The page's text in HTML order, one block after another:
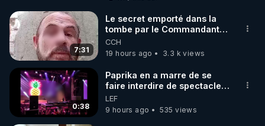
🌱 INSTAGRAM
https://www.instagram.com/rdlr_thierrycasasnovas/
http://rgnr.li/instagram
🌱 LA NEWSLETTER
Pour ne pas rater l’actualité RGNR (stages,
7:31
Le secret emporté dans la
tombe par le Commandant
Cousteau le 25 juin 1997
CCH
19 hours ago
3.3 k views
0:38
Paprika en a marre de se
faire interdire de spectacle.
Elle décide donc de devenir
DJ !
LEF
9 hours ago
535 views